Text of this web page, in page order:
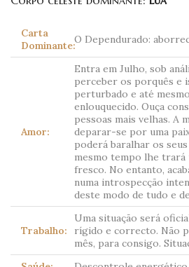
Carta
Dominante:O Dependurado:
Amor:
Entra em Julho, sob
perceber os porquês e
perturbado e até
enlouquecido. Ouça
pessoas mais velhas. A
deparar-se por uma
poderá baralhar os
mesmo tempo lhe trará
fresco. No entanto,
numa introspecção
deste modo de tudo e
Trabalho:
Uma situação será
rígido e correcto. Não
mês, para consigo.